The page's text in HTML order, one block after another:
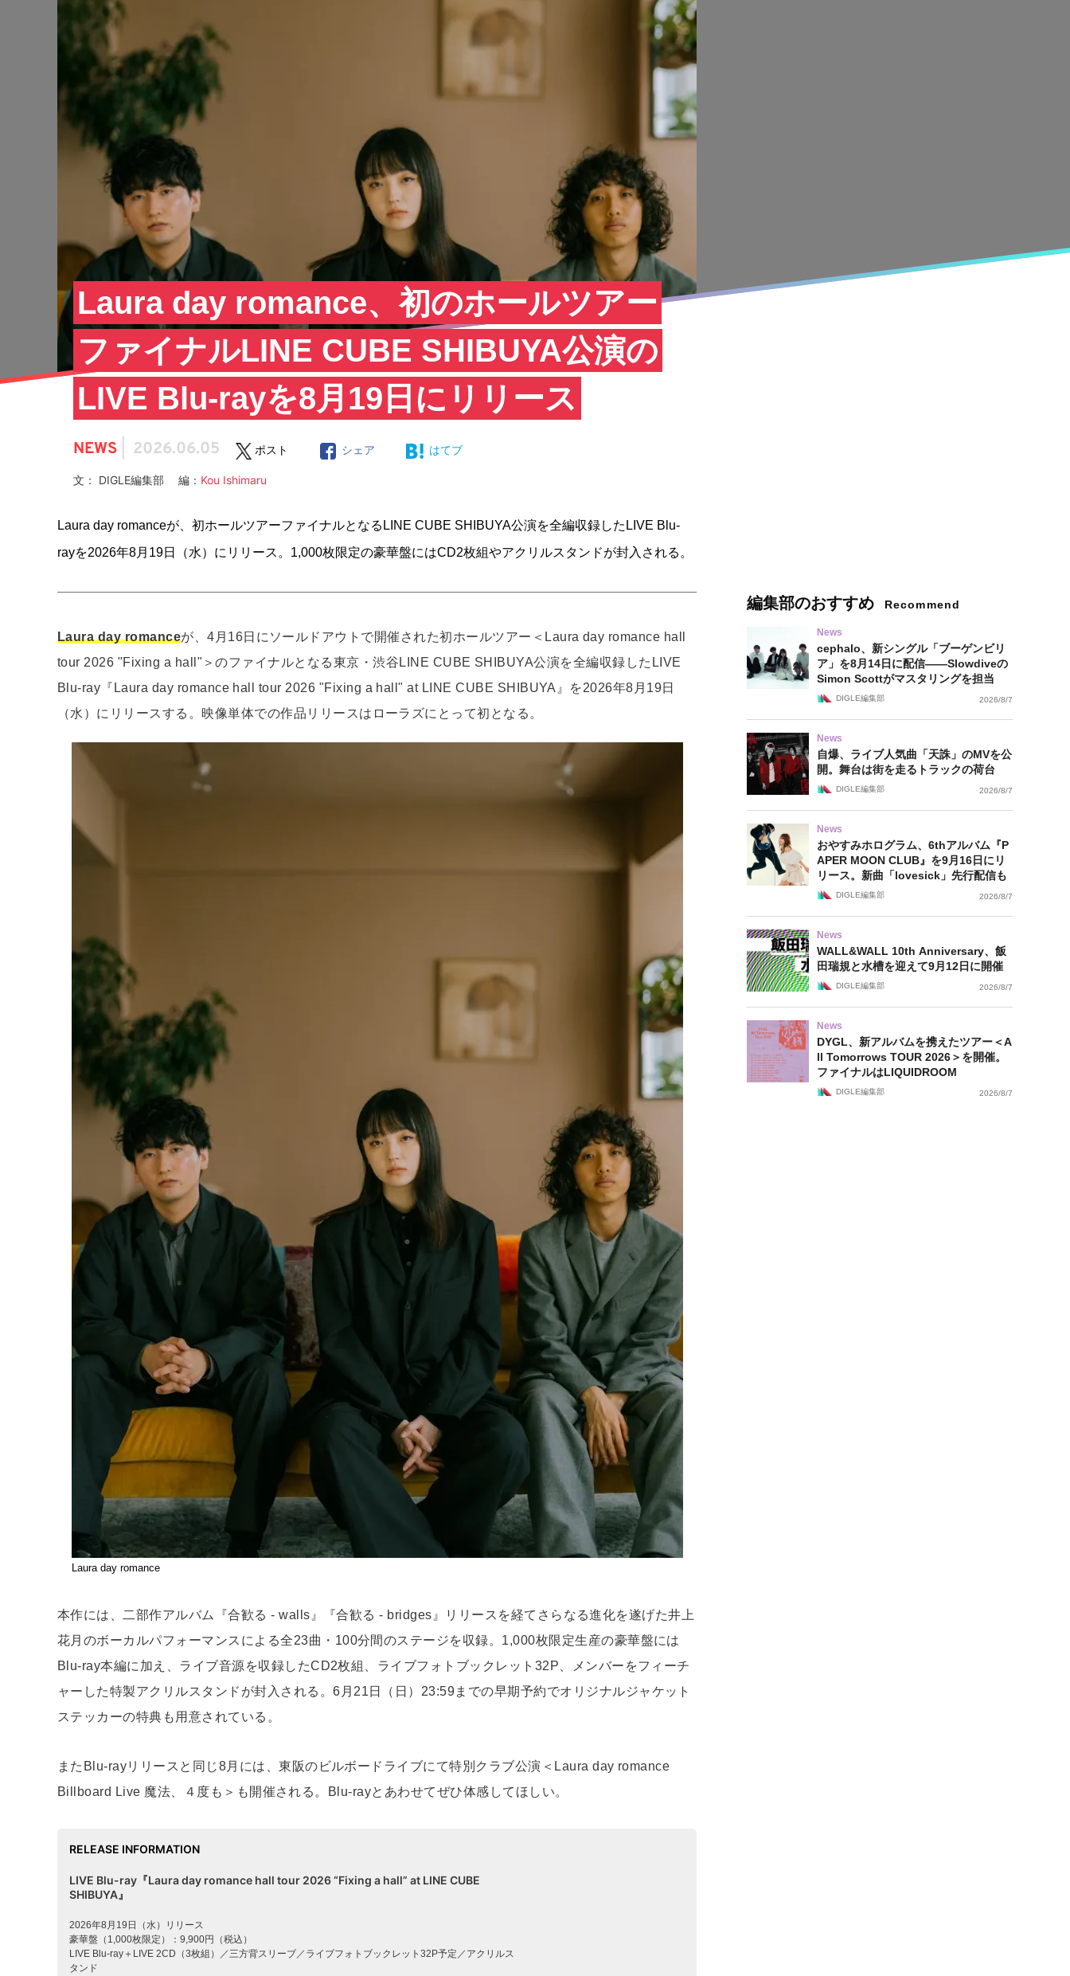
Laura day romance、初のホールツアー
ファイナルLINE CUBE SHIBUYA公演の
LIVE Blu-rayを8月19日にリリース
NEWS 2026.06.05 ポスト シェア はてブ
文： DIGLE編集部 編： Kou Ishimaru
Laura day romanceが、初ホールツアーファイナルとなるLINE CUBE SHIBUYA公演を全編収録したLIVE Blu-
rayを2026年8月19日（水）にリリース。1,000枚限定の豪華盤にはCD2枚組やアクリルスタンドが封入される。
Laura day romanceが、4月16日にソールドアウトで開催された初ホールツアー＜Laura day romance hall
tour 2026 "Fixing a hall"＞のファイナルとなる東京・渋谷LINE CUBE SHIBUYA公演を全編収録したLIVE
Blu-ray『Laura day romance hall tour 2026 "Fixing a hall" at LINE CUBE SHIBUYA』を2026年8月19日
（水）にリリースする。映像単体での作品リリースはローラズにとって初となる。
Laura day romance
本作には、二部作アルバム『合歓る - walls』『合歓る - bridges』リリースを経てさらなる進化を遂げた井上
花月のボーカルパフォーマンスによる全23曲・100分間のステージを収録。1,000枚限定生産の豪華盤には
Blu-ray本編に加え、ライブ音源を収録したCD2枚組、ライブフォトブックレット32P、メンバーをフィーチ
ャーした特製アクリルスタンドが封入される。6月21日（日）23:59までの早期予約でオリジナルジャケット
ステッカーの特典も用意されている。
またBlu-rayリリースと同じ8月には、東阪のビルボードライブにて特別クラブ公演＜Laura day romance
Billboard Live 魔法、４度も＞も開催される。Blu-rayとあわせてぜひ体感してほしい。
RELEASE INFORMATION
LIVE Blu-ray『Laura day romance hall tour 2026 “Fixing a hall” at LINE CUBE
SHIBUYA』
2026年8月19日（水）リリース
豪華盤（1,000枚限定）：9,900円（税込）
LIVE Blu-ray＋LIVE 2CD（3枚組）／三方背スリーブ／ライブフォトブックレット32P予定／アクリルス
タンド
編集部のおすすめ Recommend
News
cephalo、新シングル「ブーゲンビリ
ア」を8月14日に配信——Slowdiveの
Simon Scottがマスタリングを担当
DIGLE編集部 2026/8/7
News
自爆、ライブ人気曲「天誅」のMVを公
開。舞台は街を走るトラックの荷台
DIGLE編集部 2026/8/7
News
おやすみホログラム、6thアルバム『P
APER MOON CLUB』を9月16日にリ
リース。新曲「lovesick」先行配信も
DIGLE編集部 2026/8/7
News
WALL&WALL 10th Anniversary、飯
田瑞規と水槽を迎えて9月12日に開催
DIGLE編集部 2026/8/7
News
DYGL、新アルバムを携えたツアー＜A
ll Tomorrows TOUR 2026＞を開催。
ファイナルはLIQUIDROOM
DIGLE編集部 2026/8/7